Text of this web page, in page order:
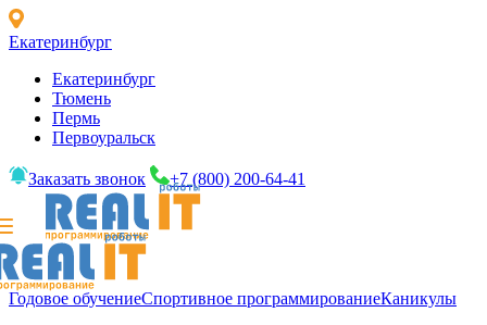
Екатеринбург
Екатеринбург
Тюмень
Пермь
Первоуральск
Заказать звонок +7 (800) 200-64-41
Годовое обучениеСпортивное программированиеКаникулы